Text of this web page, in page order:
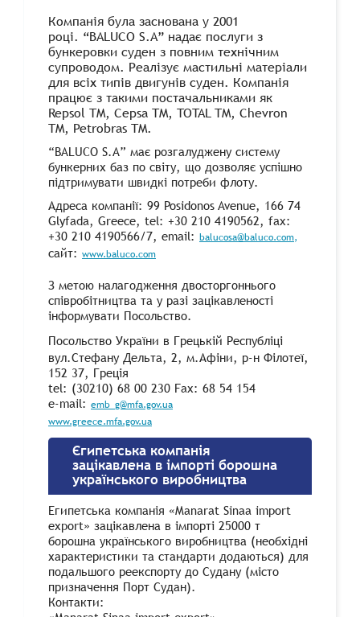
Компанія була заснована у 2001
році. “BALUCO S.A” надає послуги з
бункеровки суден з повним технічним
супроводом. Реалізує мастильні матеріали
для всіх типів двигунів суден. Компанія
працює з такими постачальниками як
Repsol TM, Cepsa TM, TOTAL TM, Chevron
TM, Petrobras TM.
“BALUCO S.A” має розгалуджену систему
бункерних баз по світу, що дозволяє успішно
підтримувати швидкі потреби флоту.
Адреса компанії: 99 Posidonos Avenue, 166 74
Glyfada, Greece, tel: +30 210 4190562, fax:
+30 210 4190566/7, email: balucosa@baluco.com,
сайт: www.baluco.com
З метою налагодження двосторгоннього
співробітництва та у разі зацікавленості
інформувати Посольство.
Посольство України в Грецькій Республіці
вул.Стефану Дельта, 2, м.Афіни, р-н Філотеї,
152 37, Греція
tel: (30210) 68 00 230 Fax: 68 54 154
e-mail: emb_g@mfa.gov.ua
www.greece.mfa.gov.ua
Єгипетська компанія
зацікавлена в імпорті борошна
українського виробництва
Египетська компанія «Manarat Sinaa import
export» зацікавлена в імпорті 25000 т
борошна українського виробництва (необхідні
характеристики та стандарти додаються) для
подальшого реекспорту до Судану (місто
призначення Порт Судан).
Контакти: